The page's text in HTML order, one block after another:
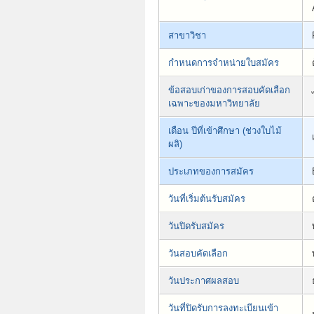
สาขาวิชา
กำหนดการจำหน่ายใบสมัคร
ข้อสอบเก่าของการสอบคัดเลือก
เฉพาะของมหาวิทยาลัย
เดือน ปีที่เข้าศึกษา (ช่วงใบไม้
ผลิ)
ประเภทของการสมัคร
วันที่เริ่มต้นรับสมัคร
วันปิดรับสมัคร
วันสอบคัดเลือก
วันประกาศผลสอบ
วันที่ปิดรับการลงทะเบียนเข้า